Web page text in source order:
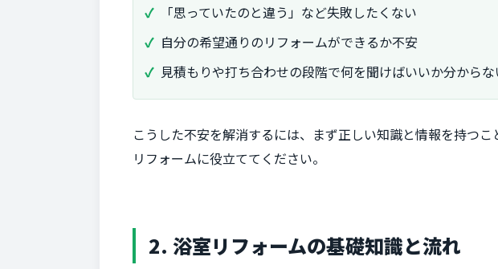
「思っていたのと違う」など失敗したくない
自分の希望通りのリフォームができるか不安
見積もりや打ち合わせの段階で何を聞けばいいか分からな
こうした不安を解消するには、まず正しい知識と情報を持つ
リフォームに役立ててください。
2. 浴室リフォームの基礎知識と流れ